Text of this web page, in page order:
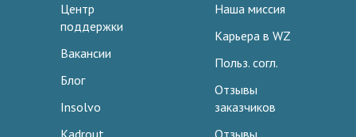
Центр
поддержки
Вакансии
Блог
Insolvo
Наша миссия
Карьера в WZ
Польз. согл.
Отзывы
заказчиков